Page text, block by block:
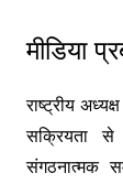
मीडिया
राष्ट्रीय
सक्रियता
संगठनात्मक